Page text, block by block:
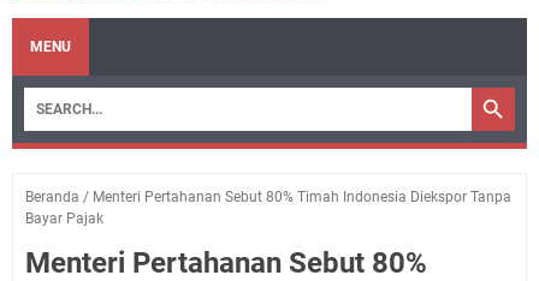
MENU
Beranda / Menteri Pertahanan Sebut 80% Timah Indonesia Diekspor Tanpa
Bayar Pajak
Menteri Pertahanan Sebut 80%